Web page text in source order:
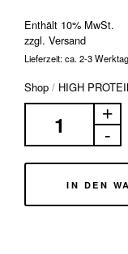
Enthält 10% MwSt.
zzgl. Versand
Lieferzeit: ca. 2-3
Shop / HIGH
IN DEN